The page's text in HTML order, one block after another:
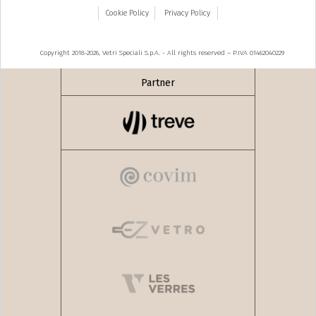
Cookie Policy Privacy Policy
Copyright 2018-2026, Vetri Speciali S.p.A. - All rights reserved – P.IVA 01462040229
Partner